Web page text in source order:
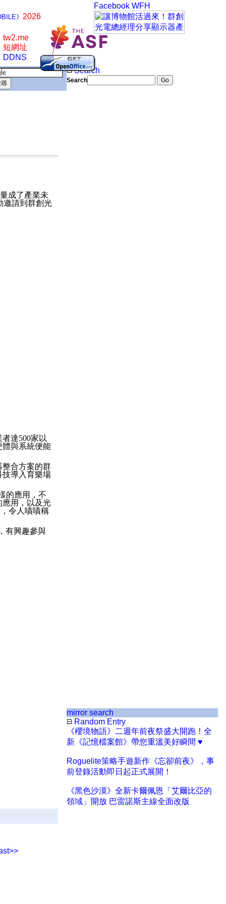
》 2026
tw2.me
短網址
DDNS
Facebook WFH
成了產業未
邀請到群創光
者達500家以
體與系統便能
整合方案的群
技導入育樂場
的應用，不
應用，以及光
令人嘖嘖稱
有興趣參與
Search
Search
mirror search
Random Entry
《櫻境物語》二週年前夜祭盛大開跑！全
新《記憶檔案館》帶您重溫美好瞬間 ♥︎
Roguelite策略手遊新作《忘卻前夜》，事
前登錄活動即日起正式展開！
《黑色沙漠》全新卡爾佩恩「艾爾比亞的
領域」開放 巴雷諾斯主線全面改版